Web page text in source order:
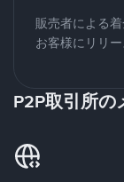
販売者による
お客様にリリー
P2P取引所の